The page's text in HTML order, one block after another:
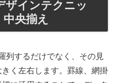
ザインテクニッ
央揃え
列するだけでなく、その見
く左右します。罫線、網掛